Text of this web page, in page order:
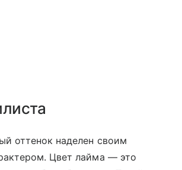
оттенок наделен своим
Цвет лайма — это